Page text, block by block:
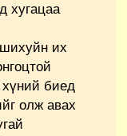
хугацаа
их
хүний биед
олж авах